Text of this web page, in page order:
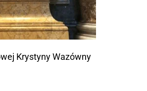
Krystyny Wazówny